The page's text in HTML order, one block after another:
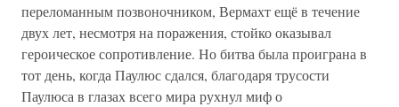
переломанным позвоночником, Вермахт ещё в течение
двух лет, несмотря на поражения, стойко оказывал
героическое сопротивление. Но битва была проиграна в
тот день, когда Паулюс сдался, благодаря трусости
Паулюса в глазах всего мира рухнул миф о